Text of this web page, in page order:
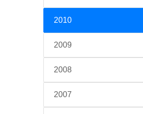
2010
2009
2008
2007